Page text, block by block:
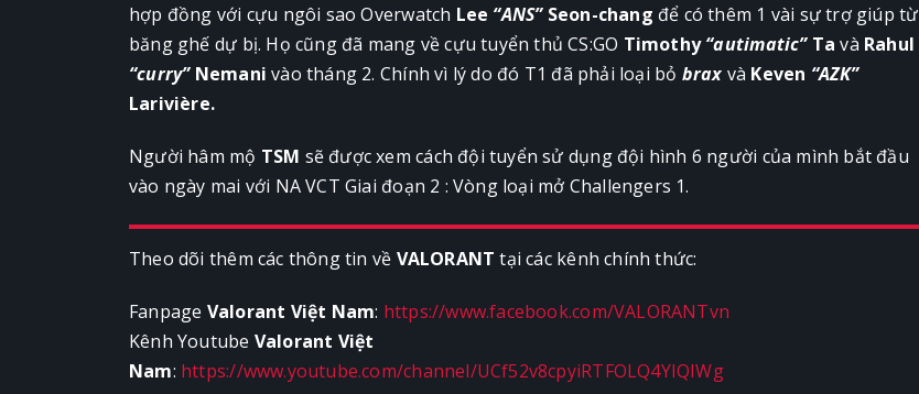
hợp đồng với cựu ngôi sao Overwatch Lee “ANS”Seon-chang để có thêm 1 vài sự trợ giúp từ
băng ghế dự bị. Họ cũng đã mang về cựu tuyển thủ CS:GO Timothy“autimatic”Ta và Rahul
“curry”Nemani vào tháng 2. Chính vì lý do đó T1 đã phải loại bỏ brax và Keven “AZK”
Larivière.
Người hâm mộ TSM sẽ được xem cách đội tuyển sử dụng đội hình 6 người của mình bắt đầu
vào ngày mai với NA VCT Giai đoạn 2 : Vòng loại mở Challengers 1.
Theo dõi thêm các thông tin về VALORANT tại các kênh chính thức:
Fanpage Valorant Việt Nam: https://www.facebook.com/VALORANTvn
Kênh Youtube Valorant Việt
Nam: https://www.youtube.com/channel/UCf52v8cpyiRTFOLQ4YIQIWg